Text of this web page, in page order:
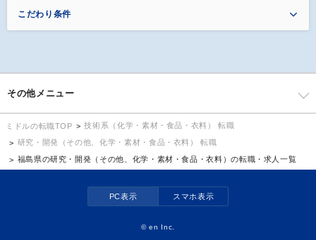
こだわり条件
その他メニュー
ミドルの転職TOP
技術系（化学・素材・食品・衣料） 転職
研究・開発（その他、化学・素材・食品・衣料） 転職
福島県の研究・開発（その他、化学・素材・食品・衣料）の転職・求人一覧
PC表示 スマホ表示
©en Inc.